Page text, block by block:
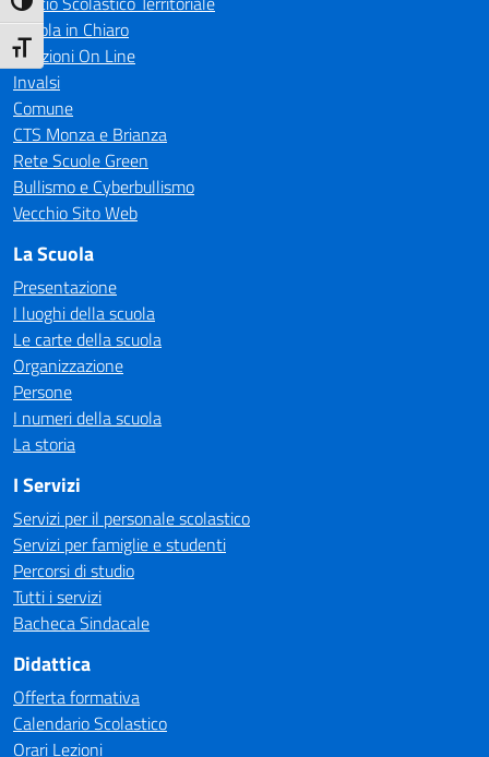
Attiva/disattiva alto contrasto
Attiva/disattiva dimensione testo
Scuola in Chiaro
Iscrizioni On Line
Invalsi
Comune
CTS Monza e Brianza
Rete Scuole Green
Bullismo e Cyberbullismo
Vecchio Sito Web
La Scuola
Presentazione
I luoghi della scuola
Le carte della scuola
Organizzazione
Persone
I numeri della scuola
La storia
I Servizi
Servizi per il personale scolastico
Servizi per famiglie e studenti
Percorsi di studio
Tutti i servizi
Bacheca Sindacale
Didattica
Offerta formativa
Calendario Scolastico
Orari Lezioni